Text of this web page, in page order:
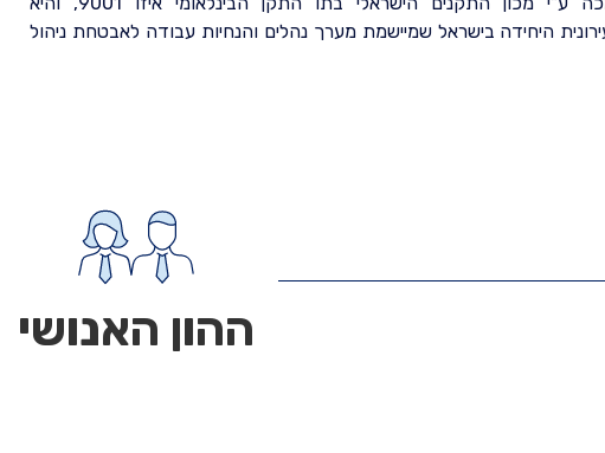
היחידה בישראל שמיישמת מערך נהלים והנחיות עבודה לאבטחת ניהול
ההון האנושי